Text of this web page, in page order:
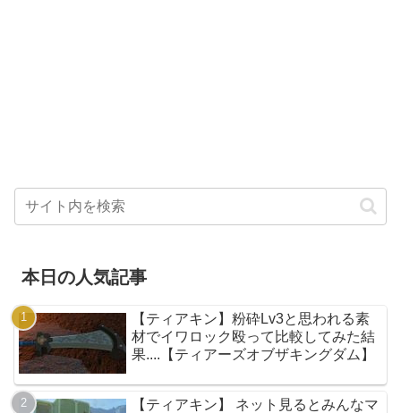
本日の人気記事
【ティアキン】粉砕Lv3と思われる素
材でイワロック殴って比較してみた結
果....【ティアーズオブザキングダム】
【ティアキン】 ネット見るとみんなマ